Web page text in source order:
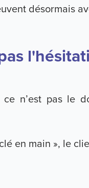
désormais
n’est pas le
en main », le